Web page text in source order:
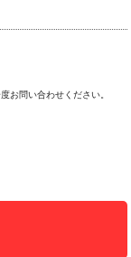
お問い合わせください。